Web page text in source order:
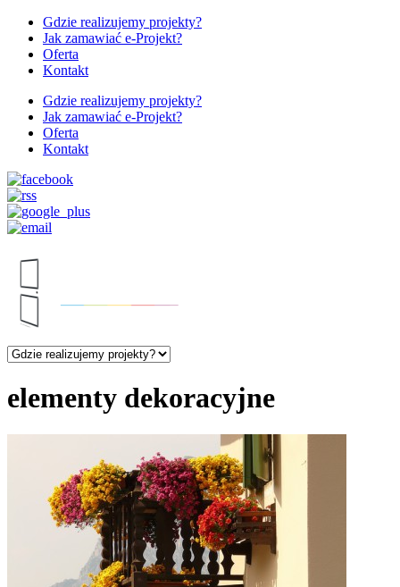
Gdzie realizujemy projekty?
Jak zamawiać e-Projekt?
Oferta
Kontakt
Gdzie realizujemy projekty?
Jak zamawiać e-Projekt?
Oferta
Kontakt
elementy dekoracyjne